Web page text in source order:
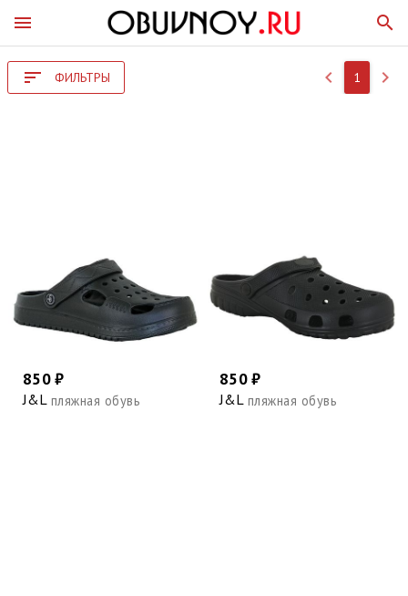
menu search
sort ФИЛЬТРЫ keyboard_arrow_left 1 keyboard_arrow_right
850 ₽
J&L пляжная обувь
850 ₽
J&L пляжная обувь